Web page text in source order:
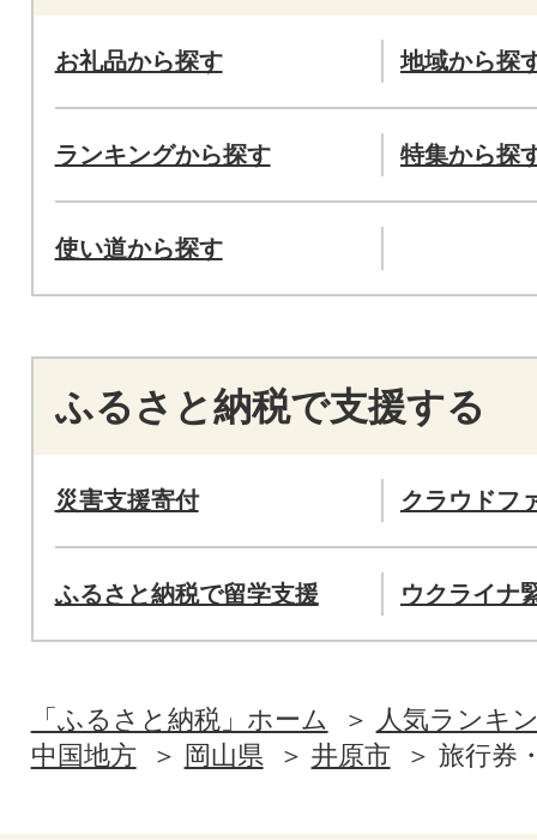
お礼品から探す 地域から探
ランキングから探す 特集から探
使い道から探す
ふるさと納税で支援する
災害支援寄付 クラウドフ
ふるさと納税で留学支援 ウクライナ
「ふるさと納税」ホーム
人気ランキ
中国地方
岡山県 井原市 旅行券